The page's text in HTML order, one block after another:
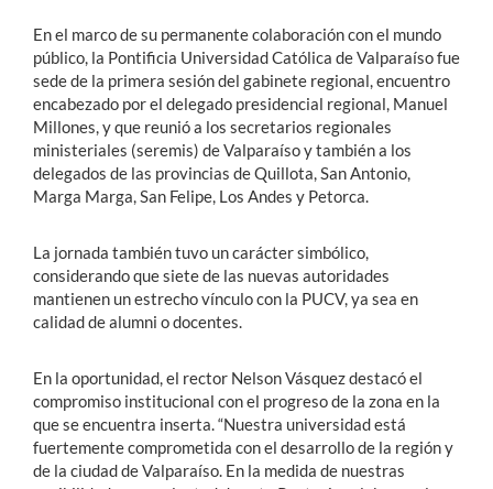
En el marco de su permanente colaboración con el mundo
público, la Pontificia Universidad Católica de Valparaíso fue
sede de la primera sesión del gabinete regional, encuentro
encabezado por el delegado presidencial regional, Manuel
Millones, y que reunió a los secretarios regionales
ministeriales (seremis) de Valparaíso y también a los
delegados de las provincias de Quillota, San Antonio,
Marga Marga, San Felipe, Los Andes y Petorca.
La jornada también tuvo un carácter simbólico,
considerando que siete de las nuevas autoridades
mantienen un estrecho vínculo con la PUCV, ya sea en
calidad de alumni o docentes.
En la oportunidad, el rector Nelson Vásquez destacó el
compromiso institucional con el progreso de la zona en la
que se encuentra inserta. “Nuestra universidad está
fuertemente comprometida con el desarrollo de la región y
de la ciudad de Valparaíso. En la medida de nuestras